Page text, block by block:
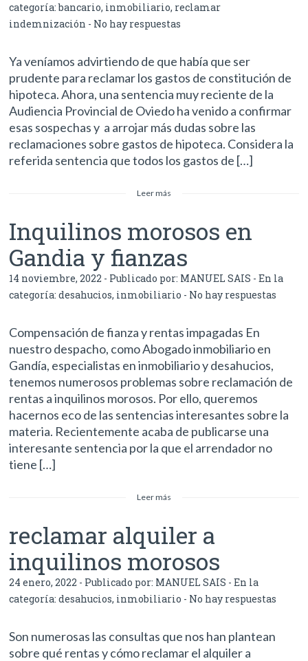
categoría:bancario, inmobiliario, reclamar
indemnización - No hay respuestas
Ya veníamos advirtiendo de que había que ser
prudente para reclamar los gastos de constitución de
hipoteca. Ahora, una sentencia muy reciente de la
Audiencia Provincial de Oviedo ha venido a confirmar
esas sospechas y a arrojar más dudas sobre las
reclamaciones sobre gastos de hipoteca. Considera la
referida sentencia que todos los gastos de […]
Leer más
Inquilinos morosos en
Gandia y fianzas
14 noviembre, 2022 - Publicado por: MANUEL SAIS - En la
categoría:desahucios, inmobiliario - No hay respuestas
Compensación de fianza y rentas impagadas En
nuestro despacho, como Abogado inmobiliario en
Gandía, especialistas en inmobiliario y desahucios,
tenemos numerosos problemas sobre reclamación de
rentas a inquilinos morosos. Por ello, queremos
hacernos eco de las sentencias interesantes sobre la
materia. Recientemente acaba de publicarse una
interesante sentencia por la que el arrendador no
tiene […]
Leer más
reclamar alquiler a
inquilinos morosos
24 enero, 2022 - Publicado por: MANUEL SAIS - En la
categoría:desahucios, inmobiliario - No hay respuestas
Son numerosas las consultas que nos han plantean
sobre qué rentas y cómo reclamar el alquiler a